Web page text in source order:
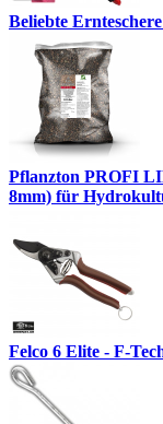
Beliebte
Pflanzton PROFI
8mm) für
Felco 6 Elite - F-